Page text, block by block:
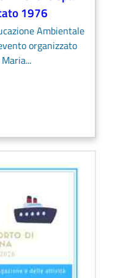
1976
Ambientale
organizzato